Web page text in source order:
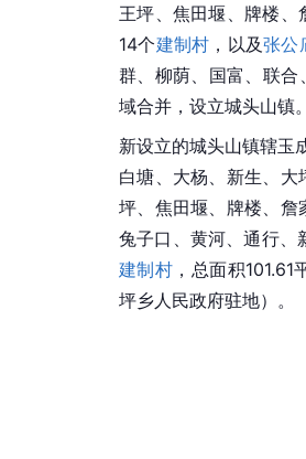
王坪、焦田堰、牌楼
14个建制村 ，以及张公
群、柳荫、国富、联合
域合并，设立城头山镇
新设立的城头山镇辖玉
白塘、大杨、新生、
坪、焦田堰、牌楼、詹
兔子口、黄河、通行、
建制村 ，总面积
坪乡人民政府驻地）。